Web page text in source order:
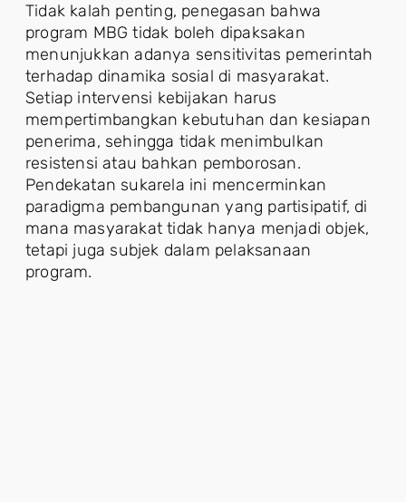
Tidak kalah penting, penegasan bahwa
program MBG tidak boleh dipaksakan
menunjukkan adanya sensitivitas pemerintah
terhadap dinamika sosial di masyarakat.
Setiap intervensi kebijakan harus
mempertimbangkan kebutuhan dan kesiapan
penerima, sehingga tidak menimbulkan
resistensi atau bahkan pemborosan.
Pendekatan sukarela ini mencerminkan
paradigma pembangunan yang partisipatif, di
mana masyarakat tidak hanya menjadi objek,
tetapi juga subjek dalam pelaksanaan
program.